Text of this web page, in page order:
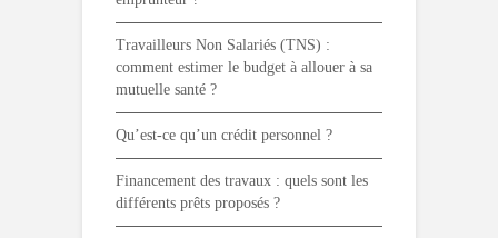
Travailleurs Non Salariés (TNS) :
comment estimer le budget à allouer à sa
mutuelle santé ?
Qu’est-ce qu’un crédit personnel ?
Financement des travaux : quels sont les
différents prêts proposés ?